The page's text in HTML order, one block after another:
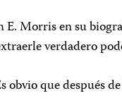
E. Morris en su
verdadero
obvio que después